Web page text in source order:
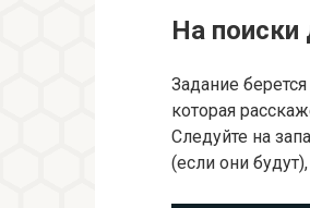
На поиски
Задание
которая
Следуйте на
(если они